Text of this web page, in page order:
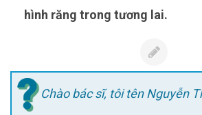
hình răng trong tương lai.
Chào bác sĩ, tôi tên Nguyễn